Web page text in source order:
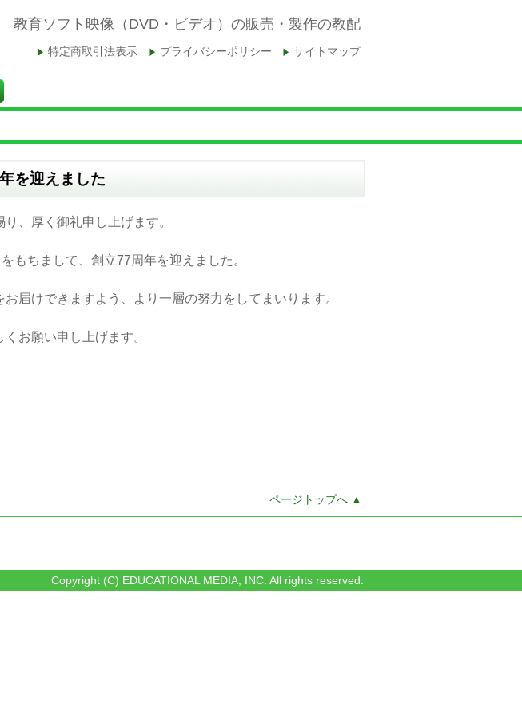
教育ソフト映像（DVD・ビデオ）の販売・製作の教配
サイトマップ
プライバシーポリシー
特定商取引法表示
を迎えました
、厚く御礼申し上げます。
もちまして、創立77周年を迎えました。
届けできますよう、より一層の努力をしてまいります。
お願い申し上げます。
ページトップへ ▲
Copyright (C) EDUCATIONAL MEDIA, INC. All rights reserved.